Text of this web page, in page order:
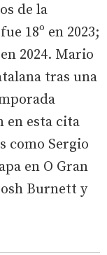
de la
18º en 2023;
2024. Mario
tras una
en esta cita
como Sergio
en O Gran
Burnett y